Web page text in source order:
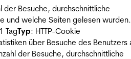
Besuche, durchschnittliche
und welche Seiten gelesen wurden.
TagTyp: HTTP-Cookie
über Besuche des Benutzers
der Besuche, durchschnittliche